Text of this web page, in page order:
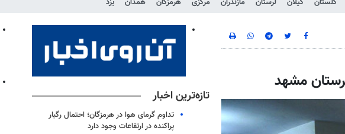
گلستان گیلان لرستان مازندران مرکزی هرمزگان همدان یزد
تازه‌ترین اخبار
تداوم گرمای هوا در هرمزگان؛ احتمال رگبار
پراکنده در ارتفاعات وجود دارد